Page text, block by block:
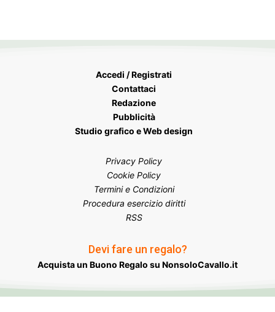
Accedi / Registrati
Contattaci
Redazione
Pubblicità
Studio grafico e Web design
Privacy Policy
Cookie Policy
Termini e Condizioni
Procedura esercizio diritti
RSS
Devi fare un regalo?
Acquista un Buono Regalo su NonsoloCavallo.it